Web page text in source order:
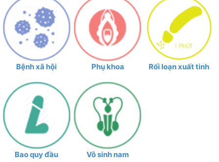
Bệnh xã hội Phụ khoa Rối loạn xuất tinh
Bao quy đầu Vô sinh nam